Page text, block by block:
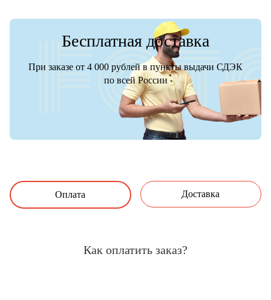
Бесплатная доставка
При заказе от 4 000 рублей в пункты выдачи СДЭК
по всей России
Оплата Доставка
Как оплатить заказ?